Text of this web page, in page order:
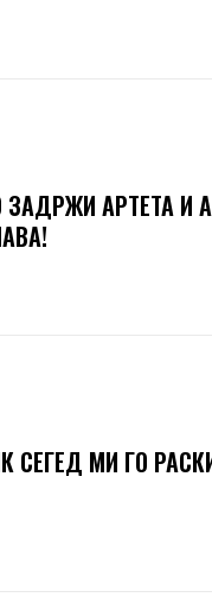
АРТЕТА И
СЕГЕД МИ ГО